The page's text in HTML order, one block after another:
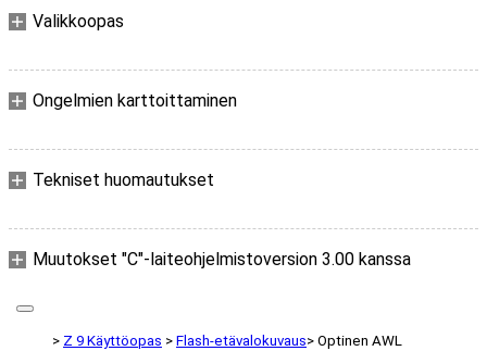
Valikkoopas
Ongelmien karttoittaminen
Tekniset huomautukset
Muutokset "C"-laiteohjelmistoversion 3.00 kanssa
Z 9 Käyttöopas Flash-etävalokuvaus Optinen AWL